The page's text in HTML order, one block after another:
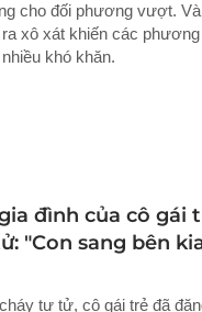
cho đối phương vượt.
xô xát khiến các
khó khăn.
đình của cô gái
"Con sang bên
tự tử, cô gái trẻ đã